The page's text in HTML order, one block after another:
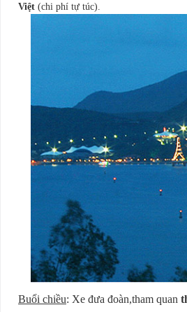
Việt (chi phí tự túc).
Buổi chiều: Xe đưa đoàn,tham quan